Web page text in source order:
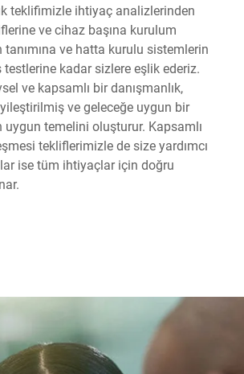
teklifimizle ihtiyaç analizlerinden
ve cihaz başına kurulum
tanımına ve hatta kurulu sistemlerin
kadar sizlere eşlik ederiz.
ve kapsamlı bir danışmanlık,
ve geleceğe uygun bir
uygun temelini oluşturur. Kapsamlı
tekliflerimizle de size yardımcı
ise tüm ihtiyaçlar için doğru